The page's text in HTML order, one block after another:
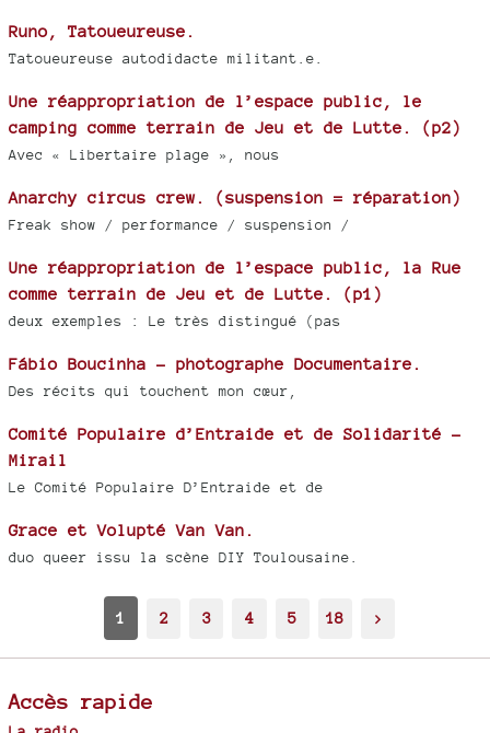
Runo, Tatoueureuse.
Tatoueureuse autodidacte militant.e.
Une réappropriation de l’espace public, le
camping comme terrain de Jeu et de Lutte. (p2)
Avec « Libertaire plage », nous
Anarchy circus crew. (suspension = réparation)
Freak show / performance / suspension /
Une réappropriation de l’espace public, la Rue
comme terrain de Jeu et de Lutte. (p1)
deux exemples : Le très distingué (pas
Fábio Boucinha - photographe Documentaire.
Des récits qui touchent mon cœur,
Comité Populaire d’Entraide et de Solidarité -
Mirail
Le Comité Populaire D’Entraide et de
Grace et Volupté Van Van.
duo queer issu la scène DIY Toulousaine.
1 2 3 4 5 18 >
Accès rapide